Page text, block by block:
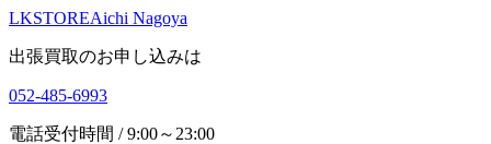
LKSTOREAichi Nagoya
出張買取のお申し込みは
052-485-6993
電話受付時間 / 9:00～23:00